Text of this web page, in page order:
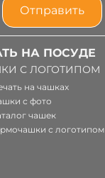
НА ПОСУДЕ
С ЛОГОТИПОМ
на чашках
с фото
чашек
с логотипом